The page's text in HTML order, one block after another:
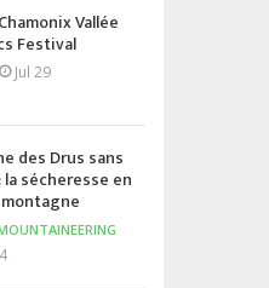
Vallée
Festival
Jul 29
des Drus sans
sécheresse en